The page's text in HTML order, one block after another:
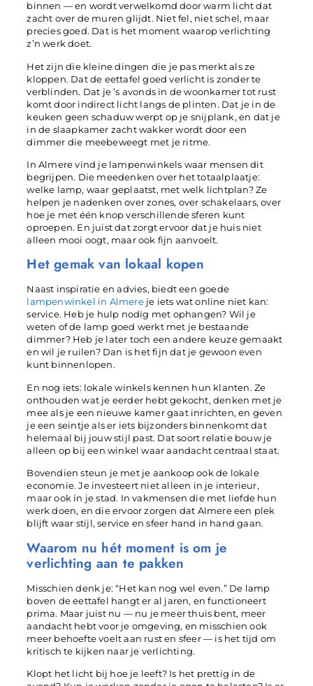
binnen — en wordt verwelkomd door warm licht dat
zacht over de muren glijdt. Niet fel, niet schel, maar
precies goed. Dat is het moment waarop verlichting
z’n werk doet.
Het zijn die kleine dingen die je pas merkt als ze
kloppen. Dat de eettafel goed verlicht is zonder te
verblinden. Dat je ’s avonds in de woonkamer tot rust
komt door indirect licht langs de plinten. Dat je in de
keuken geen schaduw werpt op je snijplank, en dat je
in de slaapkamer zacht wakker wordt door een
dimmer die meebeweegt met je ritme.
In Almere vind je lampenwinkels waar mensen dit
begrijpen. Die meedenken over het totaalplaatje:
welke lamp, waar geplaatst, met welk lichtplan? Ze
helpen je nadenken over zones, over schakelaars, over
hoe je met één knop verschillende sferen kunt
oproepen. En juist dat zorgt ervoor dat je huis niet
alleen mooi oogt, maar ook fijn aanvoelt.
Het gemak van lokaal kopen
Naast inspiratie en advies, biedt een goede
lampenwinkel in Almereje iets wat online niet kan:
service. Heb je hulp nodig met ophangen? Wil je
weten of de lamp goed werkt met je bestaande
dimmer? Heb je later toch een andere keuze gemaakt
en wil je ruilen? Dan is het fijn dat je gewoon even
kunt binnenlopen.
En nog iets: lokale winkels kennen hun klanten. Ze
onthouden wat je eerder hebt gekocht, denken met je
mee als je een nieuwe kamer gaat inrichten, en geven
je een seintje als er iets bijzonders binnenkomt dat
helemaal bij jouw stijl past. Dat soort relatie bouw je
alleen op bij een winkel waar aandacht centraal staat.
Bovendien steun je met je aankoop ook de lokale
economie. Je investeert niet alleen in je interieur,
maar ook in je stad. In vakmensen die met liefde hun
werk doen, en die ervoor zorgen dat Almere een plek
blijft waar stijl, service en sfeer hand in hand gaan.
Waarom nu hét moment is om je
verlichting aan te pakken
Misschien denk je: “Het kan nog wel even.” De lamp
boven de eettafel hangt er al jaren, en functioneert
prima. Maar juist nu — nu je meer thuis bent, meer
aandacht hebt voor je omgeving, en misschien ook
meer behoefte voelt aan rust en sfeer — is het tijd om
kritisch te kijken naar je verlichting.
Klopt het licht bij hoe je leeft? Is het prettig in de